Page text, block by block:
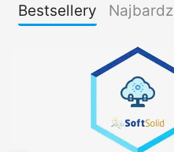
Bestsellery